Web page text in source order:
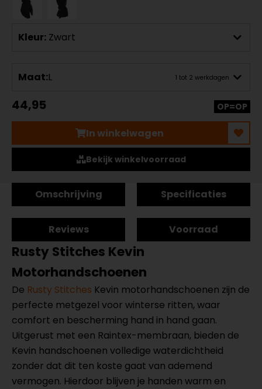
Kleur: Zwart
Maat:L 1 tot 2 werkdagen
44,95 OP=OP
In winkelwagen
Bekijk winkelvoorraad
Omschrijving Specificaties
Reviews Voorraad
Rusty Stitches Kevin
Motorhandschoenen
De Rusty Stitches Kevin motorhandschoenen zijn de
perfecte metgezel voor winterse ritten, waar
comfort en bescherming hand in hand gaan.
Uitgerust met een Raintex-membraan, bieden de
Kevin handschoenen volledige waterdichtheid
zonder dat dit ten koste gaat van ademend
vermogen. Hierdoor blijven je handen warm en